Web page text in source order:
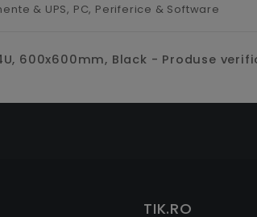
& UPS, PC, Periferice & Software
600x600mm, Black - Produse
TIK.RO